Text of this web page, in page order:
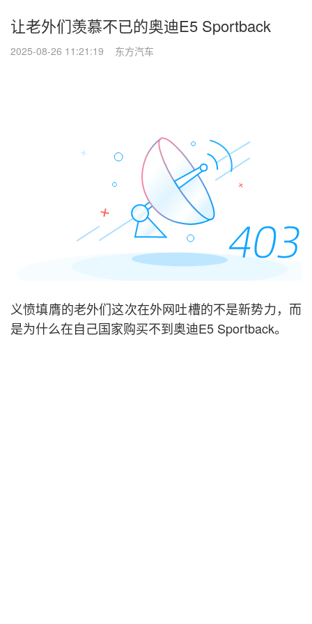
让老外们羡慕不已的奥迪E5 Sportback
2025-08-26 11:21:19 东方汽车
义愤填膺的老外们这次在外网吐槽的不是新势力，而
是为什么在自己国家购买不到奥迪E5 Sportback。